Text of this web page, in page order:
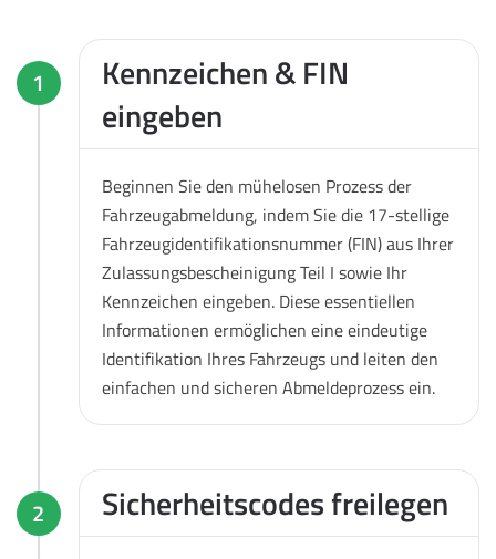
1
Kennzeichen & FIN
eingeben
Beginnen Sie den mühelosen Prozess der
Fahrzeugabmeldung, indem Sie die 17-stellige
Fahrzeugidentifikationsnummer (FIN) aus Ihrer
Zulassungsbescheinigung Teil I sowie Ihr
Kennzeichen eingeben. Diese essentiellen
Informationen ermöglichen eine eindeutige
Identifikation Ihres Fahrzeugs und leiten den
einfachen und sicheren Abmeldeprozess ein.
2 Sicherheitscodes freilegen